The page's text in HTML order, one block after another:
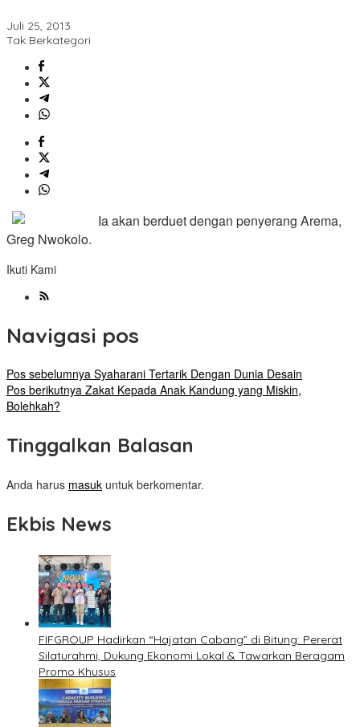
Juli 25, 2013
Tak Berkategori
Ia akan berduet dengan penyerang Arema,
Greg Nwokolo.
Ikuti Kami
Navigasi pos
Pos sebelumnya Syaharani Tertarik Dengan Dunia Desain
Pos berikutnya Zakat Kepada Anak Kandung yang Miskin,
Bolehkah?
Tinggalkan Balasan
Anda harus masuk untuk berkomentar.
Ekbis News
FIFGROUP Hadirkan “Hajatan Cabang” di Bitung: Pererat
Silaturahmi, Dukung Ekonomi Lokal & Tawarkan Beragam
Promo Khusus